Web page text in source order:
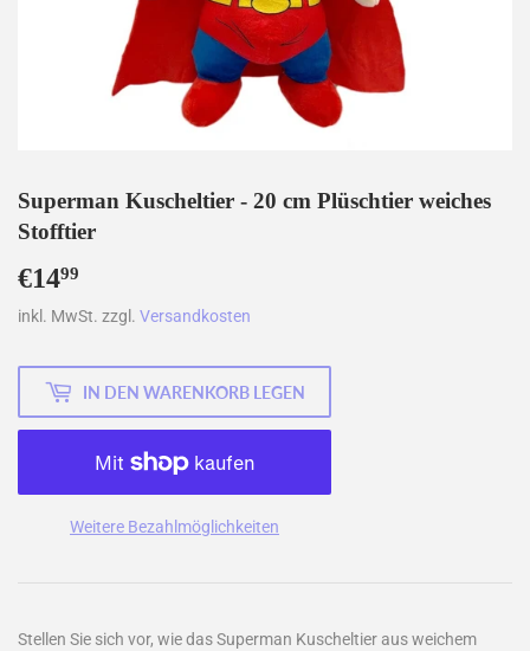
Superman Kuscheltier - 20 cm Plüschtier weiches
Stofftier
€1499
inkl. MwSt. zzgl. Versandkosten
IN DEN WARENKORB LEGEN
Weitere Bezahlmöglichkeiten
Stellen Sie sich vor, wie das Superman Kuscheltier aus weichem